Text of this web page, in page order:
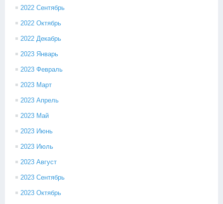
2022 Сентябрь
2022 Октябрь
2022 Декабрь
2023 Январь
2023 Февраль
2023 Март
2023 Апрель
2023 Май
2023 Июнь
2023 Июль
2023 Август
2023 Сентябрь
2023 Октябрь